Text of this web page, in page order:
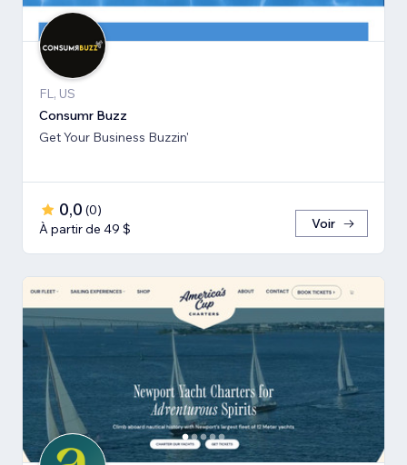
FL, US
Consumr Buzz
Get Your Business Buzzin'
0,0 (0)
À partir de 49 $
Voir